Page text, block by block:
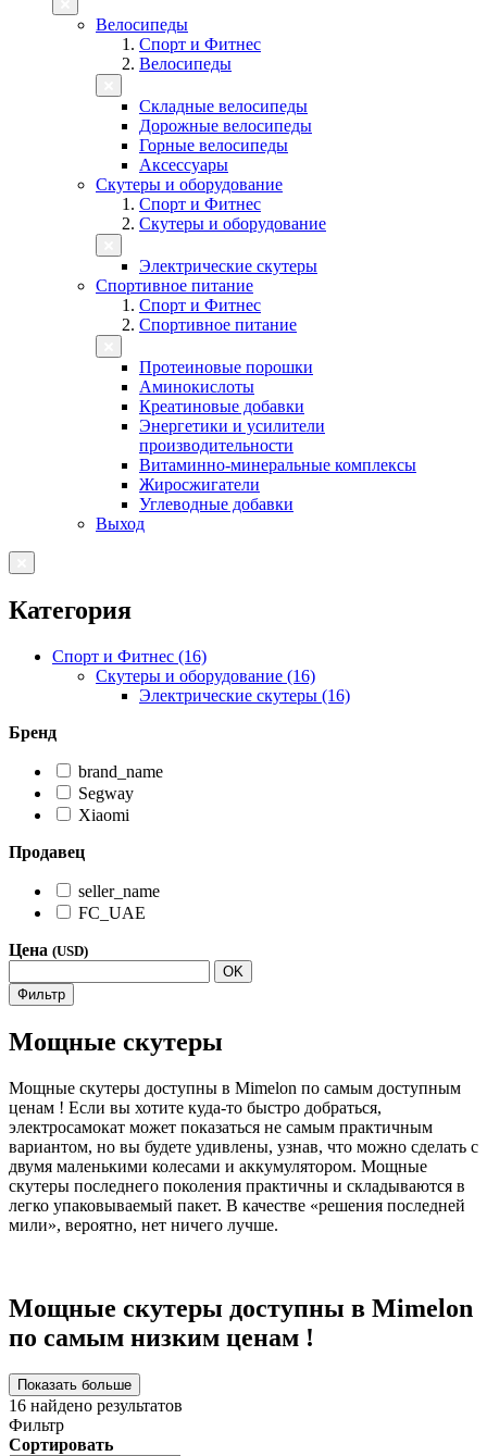
Велосипеды
Спорт и Фитнес
Велосипеды
Складные велосипеды
Дорожные велосипеды
Горные велосипеды
Аксессуары
Скутеры и оборудование
Спорт и Фитнес
Скутеры и оборудование
Электрические скутеры
Спортивное питание
Спорт и Фитнес
Спортивное питание
Протеиновые порошки
Аминокислоты
Креатиновые добавки
Энергетики и усилители
производительности
Витаминно-минеральные комплексы
Жиросжигатели
Углеводные добавки
Выход
Категория
Спорт и Фитнес (16)
Скутеры и оборудование (16)
Электрические скутеры (16)
Бренд
brand_name
Segway
Xiaomi
Продавец
seller_name
FC_UAE
Цена (USD)
OK
Фильтр
Мощные скутеры
Мощные скутеры доступны в Mimelon по самым доступным
ценам ! Если вы хотите куда-то быстро добраться,
электросамокат может показаться не самым практичным
вариантом, но вы будете удивлены, узнав, что можно сделать с
двумя маленькими колесами и аккумулятором. Мощные
скутеры последнего поколения практичны и складываются в
легко упаковываемый пакет. В качестве «решения последней
мили», вероятно, нет ничего лучше.
Мощные скутеры доступны в Mimelon
по самым низким ценам !
Показать больше
16 найдено результатов
Фильтр
Сортировать